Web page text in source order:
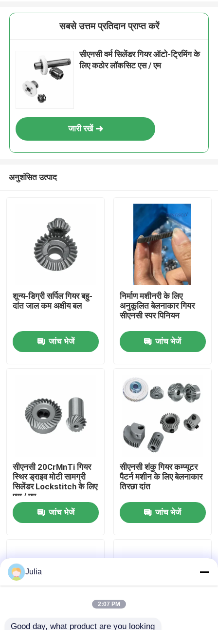
वीडियो
फ़ैक्टरी टूर
गुणवत्ता नियंत्रण
समाचार
एक उद्धरण का अनुरोध करें
सबसे उत्तम प्रतिदान प्राप्त करें
सीएनसी वर्म सिलेंडर गियर ऑटो-ट्रिमिंग के
लिए कठोर लॉकसिट एस / एम
जारी रखें
अनुशंसित उत्पाद
शून्य-डिग्री सर्पिल गियर बहु-
दांत जाल कम अक्षीय बल
जांच भेजें
निर्माण मशीनरी के लिए
अनुकूलित बेलनाकार गियर
सीएनसी स्पर पिनियन
जांच भेजें
सीएनसी 20CrMnTi गियर
स्थिर ड्राइव मोटी सामग्री
सिलेंडर Lockstitch के लिए
एस / एम
जांच भेजें
सीएनसी शंकु गियर कम्प्यूटर
पैटर्न मशीन के लिए बेलनाकार
तिरछा दांत
जांच भेजें
Julia
2:07 PM
Good day, what product are you looking